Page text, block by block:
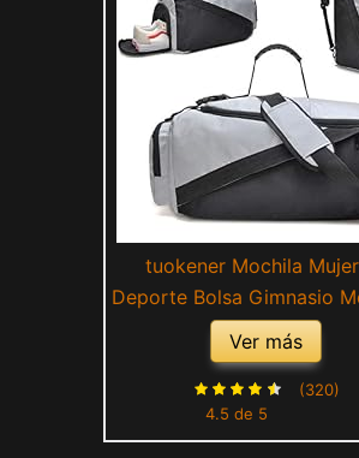
tuokener Mochila
Deporte Bolsa Gimnasio
para La Playa Gym
Impermeable Nylon
Ver más
4.5 de 5
(320)